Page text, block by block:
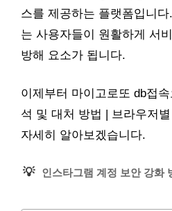
스를 제공하는 플랫폼입니
는 사용자들이 원활하게 서
방해 요소가 됩니다.
이제부터 마이고로또 db접
석 및 대처 방법 | 브라우저
자세히 알아보겠습니다.
💡 인스타그램 계정 보안 강화